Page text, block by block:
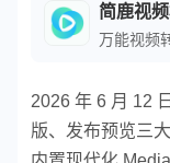
简鹿视
2026 年 6 月 12
版、发布预览三